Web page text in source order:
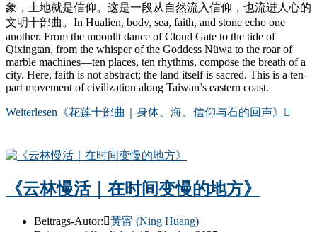
象，土地就是信仰。这是一段从自然流入信仰，也流进人心的
文明十部曲。In Hualien, body, sea, faith, and stone echo one
another. From the moonlit dance of Cloud Gate to the tide of
Qixingtan, from the whisper of the Goddess Nüwa to the roar of
marble machines—ten places, ten rhythms, compose the breath of a
city. Here, faith is not abstract; the land itself is sacred. This is a ten-
part movement of civilization along Taiwan’s eastern coast.
Weiterlesen 《花莲十部曲｜身体、海、信仰与石的回声》
《云林慢活｜在时间变慢的地方》
Beitrags-Autor:
黃甯 (Ning Huang)